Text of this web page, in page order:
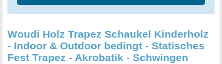
motorischen Fähigkeiten verbessern möchten.
Woudi Holz Trapez Schaukel Kinderholz
- Indoor & Outdoor bedingt - Statisches
Fest Trapez - Akrobatik - Schwingen